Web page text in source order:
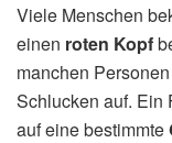
Viele Menschen
einen roten Kopf
manchen
Schlucken auf. Ein
auf eine bestimmte